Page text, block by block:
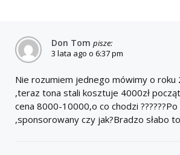
Don Tom pisze:
3 lata ago o 6:37 pm
Nie rozumiem jednego mówimy o roku
,teraz tona stali kosztuje 4000zł
cena 8000-10000,o co chodzi ??????Po
,sponsorowany czy jak?Bradzo słabo